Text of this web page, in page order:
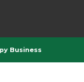
Business